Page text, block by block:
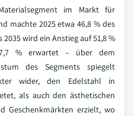
im Markt für
machte 2025 etwa 46,8 % des
wird ein Anstieg auf 51,8 %
% erwartet – über dem
des Segments spiegelt
wider, den Edelstahl in
als auch den ästhetischen
Geschenkmärkten erzielt, wo